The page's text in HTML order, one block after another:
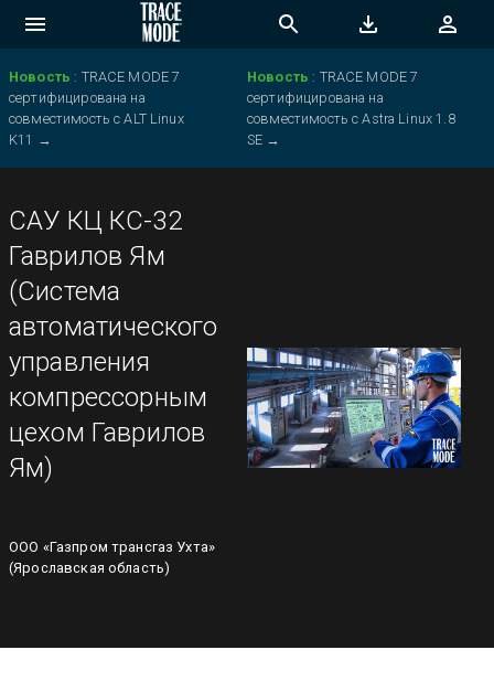
Новость : TRACE MODE 7
сертифицирована на
совместимость с ALT Linux
K11 →
Новость : TRACE MODE 7
сертифицирована на
совместимость с Astra Linux 1.8
SE →
САУ КЦ КС-32
Гаврилов Ям
(Система
автоматического
управления
компрессорным
цехом Гаврилов
Ям)
ООО «Газпром трансгаз Ухта»
(Ярославская область)